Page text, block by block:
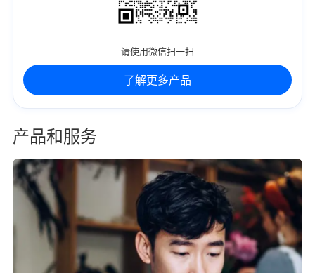
请使用微信扫一扫
了解更多产品
产品和服务